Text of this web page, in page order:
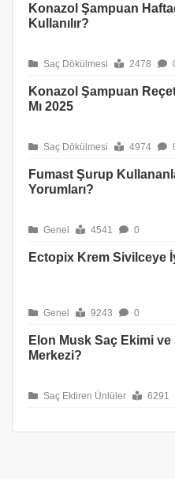
Konazol Şampuan
Kullanılır?
Saç Dökülmesi 2478
Konazol Şampuan
Mı 2025
Saç Dökülmesi 4974
Fumast Şurup
Yorumları?
Genel 4541 0
Ectopix Krem Sivilceye
Genel 9243 0
Elon Musk Saç Ekimi ve
Merkezi?
Saç Ektiren Ünlüler 6291